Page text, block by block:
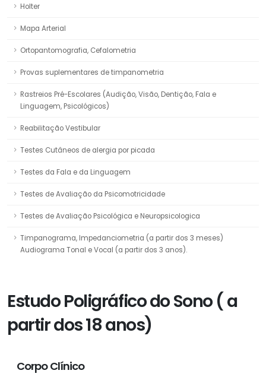
Holter
Mapa Arterial
Ortopantomografia, Cefalometria
Provas suplementares de timpanometria
Rastreios Pré-Escolares (Audição, Visão, Dentição, Fala e
Linguagem, Psicológicos)
Reabilitação Vestibular
Testes Cutâneos de alergia por picada
Testes da Fala e da Linguagem
Testes de Avaliação da Psicomotricidade
Testes de Avaliação Psicológica e Neuropsicologica
Timpanograma, Impedanciometria (a partir dos 3 meses)
Audiograma Tonal e Vocal (a partir dos 3 anos).
Estudo Poligráfico do Sono ( a
partir dos 18 anos)
Corpo Clínico